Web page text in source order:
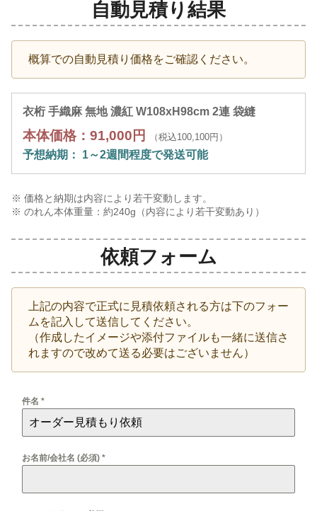
自動見積り結果
概算での自動見積り価格をご確認ください。
衣桁 手織麻 無地 濃紅 W108xH98cm 2連 袋縫
本体価格：91,000円 （税込100,100円）
予想納期： 1～2週間程度で発送可能
※ 価格と納期は内容により若干変動します。
※ のれん本体重量：約240g（内容により若干変動あり）
依頼フォーム
上記の内容で正式に見積依頼される方は下のフォー
ムを記入して送信してください。
（作成したイメージや添付ファイルも一緒に送信さ
れますので改めて送る必要はございません）
件名 *
お名前/会社名 (必須) *